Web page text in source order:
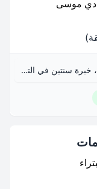
موسى
مدرس لغة إسبانية وإنجليزية، متحدث بطلاقة، خبرة سنتين في التدريس.